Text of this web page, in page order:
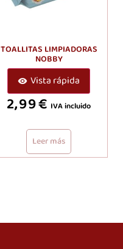
TOALLITAS LIMPIADORAS
NOBBY
Vista rápida
2,99€ IVA incluido
Leer más